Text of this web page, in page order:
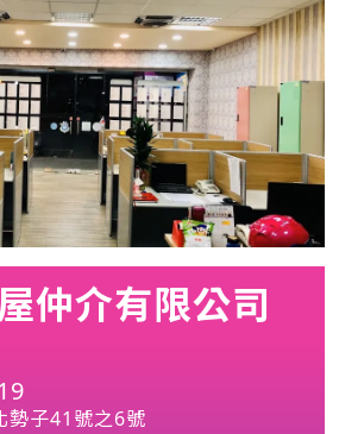
仲介有限公司
勢子41號之6號